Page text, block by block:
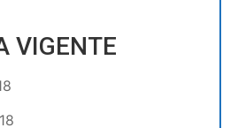
VIGENTE